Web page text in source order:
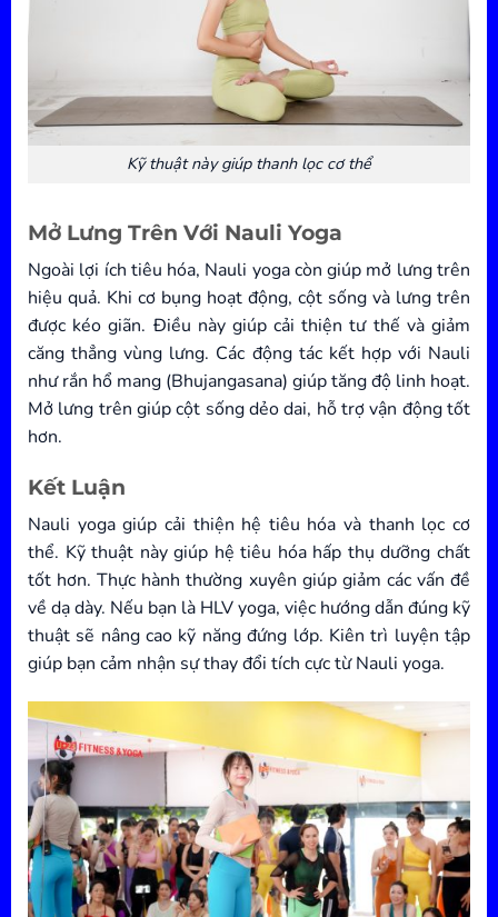
Kỹ thuật này giúp thanh lọc cơ thể
Mở Lưng Trên Với Nauli Yoga
Ngoài lợi ích tiêu hóa, Nauli yoga còn giúp mở lưng trên
hiệu quả. Khi cơ bụng hoạt động, cột sống và lưng trên
được kéo giãn. Điều này giúp cải thiện tư thế và giảm
căng thẳng vùng lưng. Các động tác kết hợp với Nauli
như rắn hổ mang (Bhujangasana) giúp tăng độ linh hoạt.
Mở lưng trên giúp cột sống dẻo dai, hỗ trợ vận động tốt
hơn.
Kết Luận
Nauli yoga giúp cải thiện hệ tiêu hóa và thanh lọc cơ
thể. Kỹ thuật này giúp hệ tiêu hóa hấp thụ dưỡng chất
tốt hơn. Thực hành thường xuyên giúp giảm các vấn đề
về dạ dày. Nếu bạn là HLV yoga, việc hướng dẫn đúng kỹ
thuật sẽ nâng cao kỹ năng đứng lớp. Kiên trì luyện tập
giúp bạn cảm nhận sự thay đổi tích cực từ Nauli yoga.